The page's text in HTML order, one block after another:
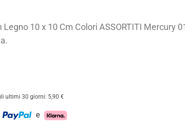
10 x 10 Cm Colori ASSORTITI Mercury
ultimi 30 giorni: 5,90 €
e